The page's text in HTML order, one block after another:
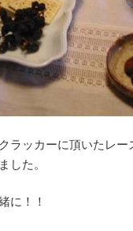
ラッカーに頂いたレー
した。
に！！